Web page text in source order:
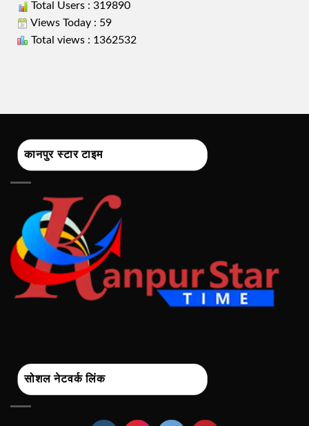
Total Users : 319890
Views Today : 59
Total views : 1362532
कानपुर स्टार टाइम
सोशल नेटवर्क लिंक